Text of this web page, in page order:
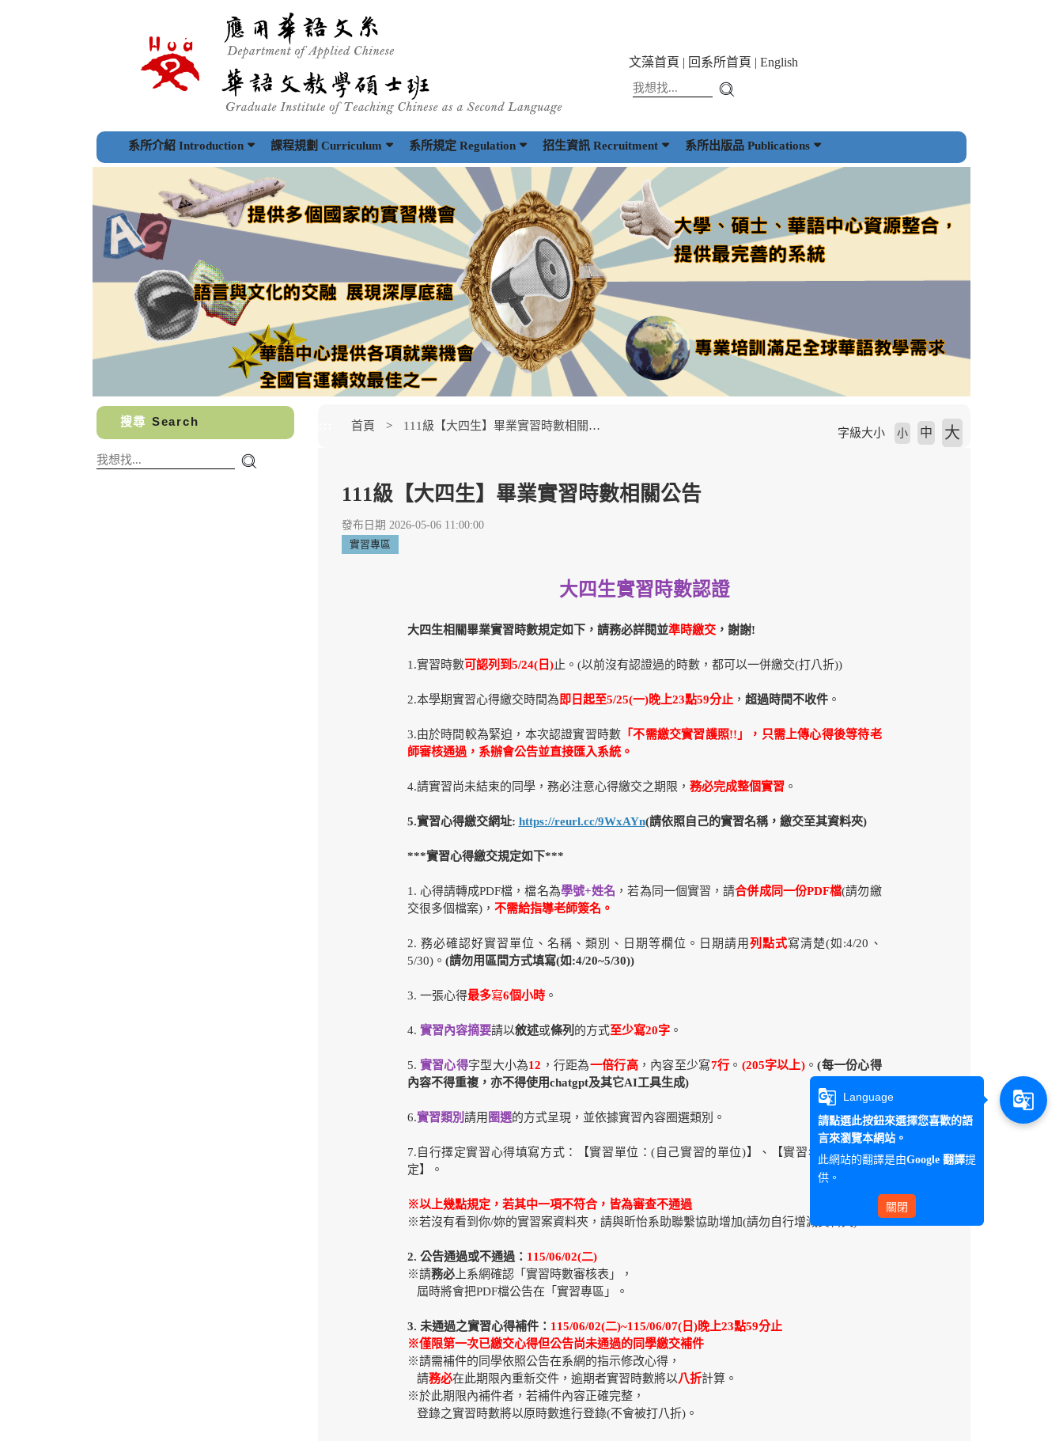
文藻首頁 回系所首頁 English
系所介紹 Introduction 課程規劃 Curriculum 系所規定 Regulation 招生資訊 Recruitment 系所出版品 Publications
搜尋 Search 首頁 111級【大四生】畢業實習時數相關公告
字級大小 小 中 大
111級【大四生】畢業實習時數相關公告
發布日期 2026-05-06 11:00:00
實習專區
大四生實習時數認證
大四生相關畢業實習時數規定如下，請務必詳閱並準時繳交，謝謝!
1.實習時數可認列到5/24(日)止。(以前沒有認證過的時數，都可以一併繳交(打八折))
2.本學期實習心得繳交時間為即日起至5/25(一)晚上23點59分止， 超過時間不收件。
3.由於時間較為緊迫，本次認證實習時數 「不需繳交實習護照!!」，只需上傳心得後等待老
師審核通過，系辦會公告並直接匯入系統。
4.請實習尚未結束的同學，務必注意心得繳交之期限， 務必完成整個實習。
5.實習心得繳交網址: https://reurl.cc/9WxAYn(請依照自己的實習名稱，繳交至其資料夾)
***實習心得繳交規定如下***
1. 心得請轉成PDF檔，檔名為學號+姓名 ，若為同一個實習，請合併成同一份PDF檔(請勿繳
交很多個檔案)， 不需給指導老師簽名。
2. 務必確認好實習單位、名稱、類別、日期等欄位。日期請用列點式寫清楚(如:4/20、
5/30)。 (請勿用區間方式填寫(如:4/20~5/30))
3. 一張心得最多寫6個小時。
4. 實習內容摘要請以敘述或條列 的方式至少寫20字。
5. 實習心得字型大小為12 ，行距為一倍行高，內容至少寫7行 。 (205字以上)。(每一份心得
內容不得重複， 亦不得使用chatgpt及其它AI工具生成)
6.實習類別 請用 圈選的方式呈現，並依據實習內容圈選類別。
7.自行擇定實習心得填寫方式：【實習單位：(自己實習的單位)】、【實習名稱：自行擇
定】。
※以上幾點規定，若其中一項不符合，皆為審查不通過
※若沒有看到你/妳的實習案資料夾，請與昕怡系助聯繫協助增加(請勿自行增減資料夾)
2. 公告通過或不通過： 115/06/02(二)
※請務必上系網確認「實習時數審核表」，
屆時將會把PDF檔公告在「實習專區」。
3. 未通過之實習心得補件： 115/06/02(二)~115/06/07(日)晚上23點59分止
※僅限第一次已繳交心得但公告尚未通過的同學繳交補件
※請需補件的同學依照公告在系網的指示修改心得，
請務必在此期限內重新交件，逾期者實習時數將以八折計算。
※於此期限內補件者，若補件內容正確完整，
登錄之實習時數將以原時數進行登錄(不會被打八折)。
g_translate Language
請點選此按鈕來選擇您喜歡的語
言來瀏覽本網站。
此網站的翻譯是由Google 翻譯提
供。
關閉
g_translate